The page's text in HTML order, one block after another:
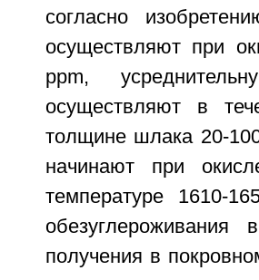
согласно
осуществляют при
ррm,
осуществляют в
толщине шлака 20-
начинают при
температуре 1610-
получения в